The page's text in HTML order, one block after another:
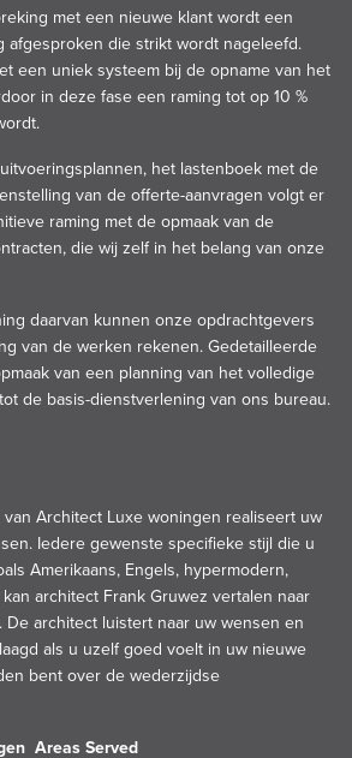
met een nieuwe klant wordt een
afgesproken die strikt wordt nageleefd.
een uniek systeem bij de opname van het
in deze fase een raming tot op 10 %
het lastenboek met de
van de offerte-aanvragen volgt er
raming met de opmaak van de
die wij zelf in het belang van onze
daarvan kunnen onze opdrachtgevers
van de werken rekenen. Gedetailleerde
van een planning van het volledige
de basis-dienstverlening van ons bureau.
Architect Luxe woningen realiseert uw
Iedere gewenste specifieke stijl die u
Amerikaans, Engels, hypermodern,
kan architect Frank Gruwez vertalen naar
architect luistert naar uw wensen en
als u uzelf goed voelt in uw nieuwe
bent over de wederzijdse
Areas Served